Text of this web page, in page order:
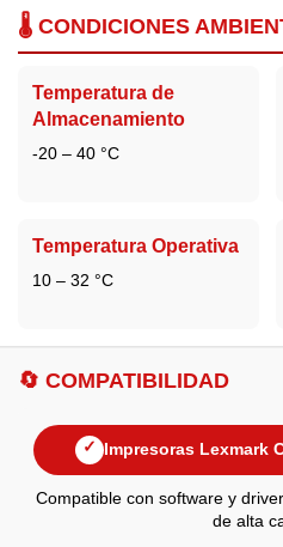
🌡️ CONDICIONES
Temperatura de
Almacenamiento
-20 – 40 °C
Temperatura Operativa
10 – 32 °C
🔄 COMPATIBILIDAD
✓ Impresoras Lexmark
Compatible con software y
de alta